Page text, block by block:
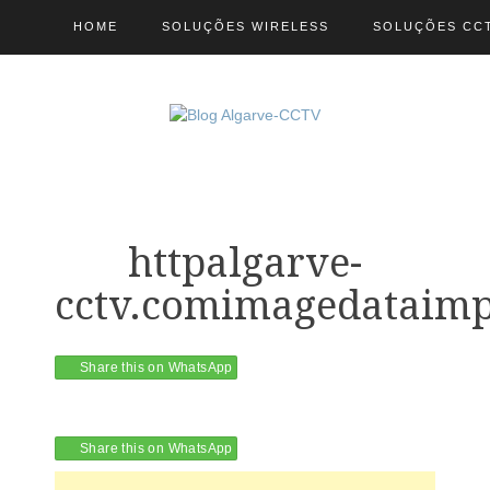
HOME SOLUÇÕES WIRELESS SOLUÇÕES
httpalgarve-
Share this on WhatsApp
Share this on WhatsApp